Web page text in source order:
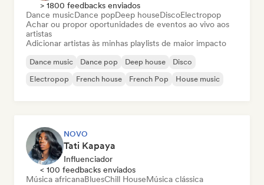
> 1800 feedbacks enviados
Dance musicDance popDeep houseDiscoElectropop
Achar ou propor oportunidades de eventos ao vivo aos
artistas
Adicionar artistas às minhas playlists de maior impacto
Dance music Dance pop Deep house
Disco
Electropop
French house French Pop House music
NOVO
Tati Kapaya
Influenciador
< 100 feedbacks enviados
Música africanaBluesChill HouseMúsica clássica